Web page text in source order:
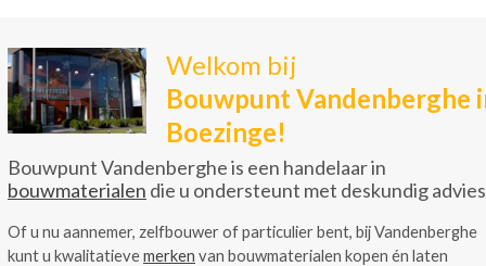
Welkom bij
Bouwpunt Vandenberghe
Boezinge!
Bouwpunt Vandenberghe is een handelaar in
bouwmaterialen die u ondersteunt met deskundig
Of u nu aannemer, zelfbouwer of particulier bent, bij Vandenberghe
kunt u kwalitatievemerken van bouwmaterialen kopen én laten